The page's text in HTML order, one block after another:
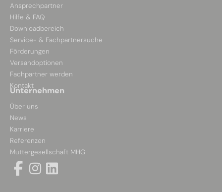
Ansprechpartner
Hilfe & FAQ
Downloadbereich
Service- & Fachpartnersuche
Förderungen
Versandoptionen
Fachpartner werden
Kontakt
Unternehmen
Über uns
News
Karriere
Referenzen
Muttergesellschaft MHG